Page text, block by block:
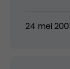
24 mei